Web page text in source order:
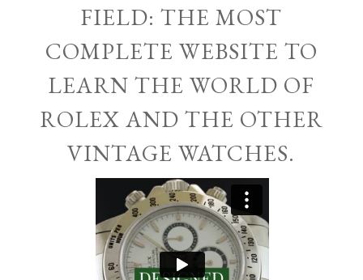
FIELD: THE MOST
COMPLETE WEBSITE TO
LEARN THE WORLD OF
ROLEX AND THE OTHER
VINTAGE WATCHES.